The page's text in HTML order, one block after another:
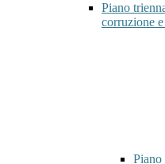
Piano
corruzione
Piano